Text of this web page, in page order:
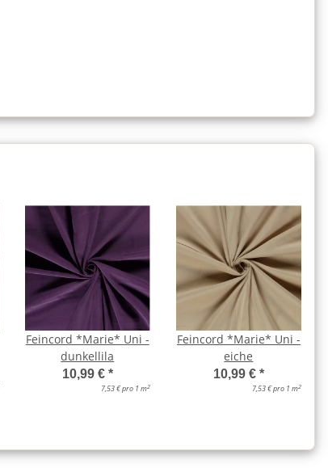
Feincord *Marie* Uni -
dunkellila
10,99 € *
7,53 € pro 1 m2
Feincord *Marie* Uni -
eiche
10,99 € *
7,53 € pro 1 m2